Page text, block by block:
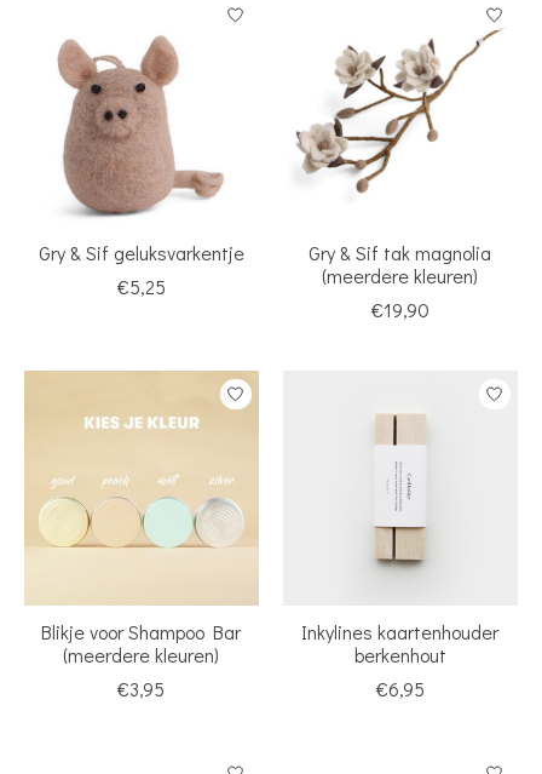
Gry & Sif geluksvarkentje
€5,25
Gry & Sif tak magnolia
(meerdere kleuren)
€19,90
Blikje voor Shampoo Bar
(meerdere kleuren)
€3,95
Inkylines kaartenhouder
berkenhout
€6,95